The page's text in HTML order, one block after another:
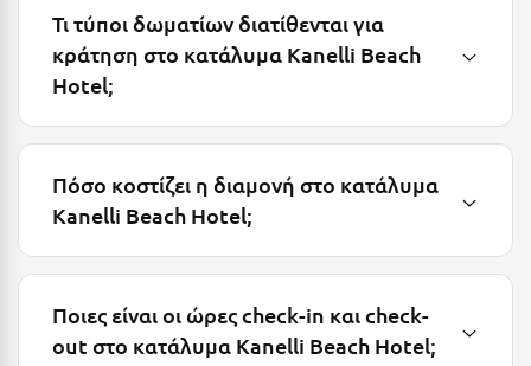
Λουτρά Πόζαρ
Λουτρά Υπάτης
Μαραθώνας Αττικής
Μαρώνεια
Τι τύποι δωματίων διατίθενται για
κράτηση στο κατάλυμα Kanelli Beach
Hotel;
Πόσο κοστίζει η διαμονή στο κατάλυμα
Kanelli Beach Hotel;
Ποιες είναι οι ώρες check-in και check-
out στο κατάλυμα Kanelli Beach Hotel;